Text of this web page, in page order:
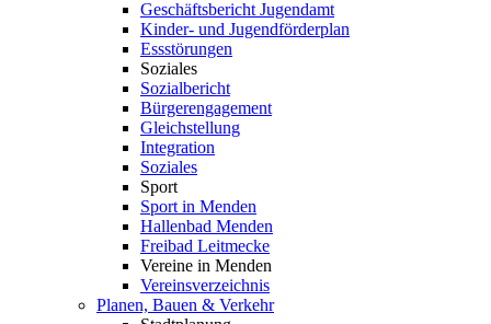
Geschäftsbericht Jugendamt
Kinder- und Jugendförderplan
Essstörungen
Soziales
Sozialbericht
Bürgerengagement
Gleichstellung
Integration
Soziales
Sport
Sport in Menden
Hallenbad Menden
Freibad Leitmecke
Vereine in Menden
Vereinsverzeichnis
Planen, Bauen & Verkehr